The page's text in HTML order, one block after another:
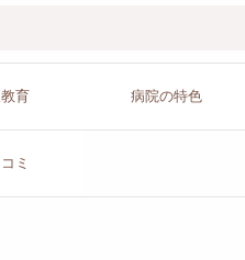
育 病院の特色
ミ